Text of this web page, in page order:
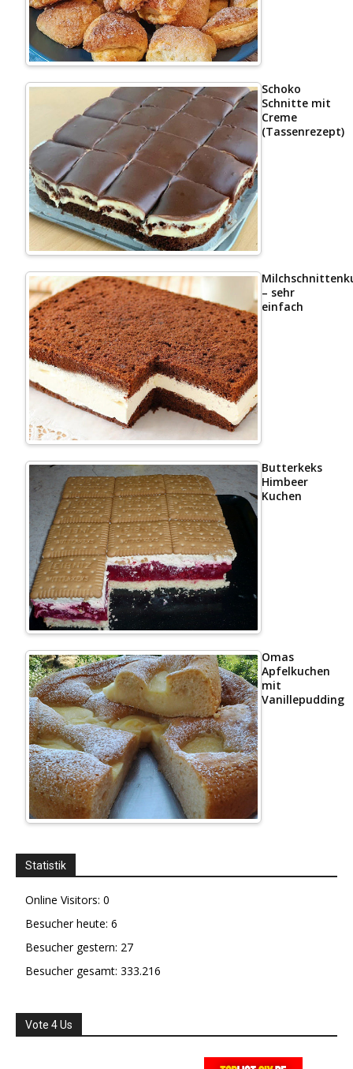
Schoko
Schnitte mit
Creme
(Tassenrezept)
– sehr
einfach
Butterkeks
Himbeer
Kuchen
Omas
Apfelkuchen
mit
Vanillepudding
Statistik
Online Visitors: 0
Besucher heute: 6
Besucher gestern: 27
Besucher gesamt: 333.216
Vote 4 Us